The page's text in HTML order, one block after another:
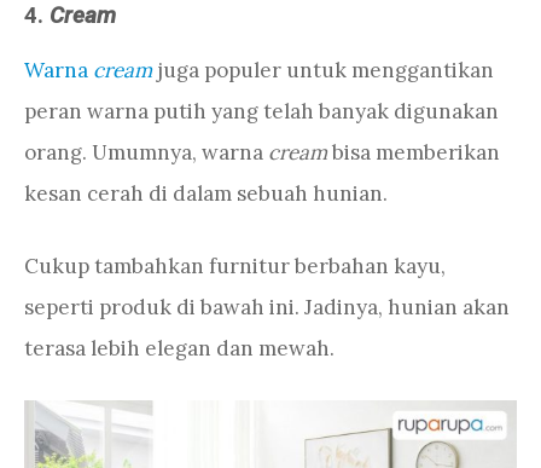
4. Cream
Warna creamjuga populer untuk menggantikan
peran warna putih yang telah banyak digunakan
orang. Umumnya, warna creambisa memberikan
kesan cerah di dalam sebuah hunian.
Cukup tambahkan furnitur berbahan kayu,
seperti produk di bawah ini. Jadinya, hunian akan
terasa lebih elegan dan mewah.